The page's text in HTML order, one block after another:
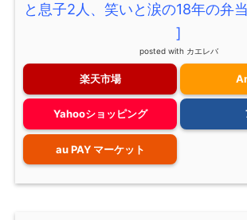
と息子2人、笑いと涙の18年の弁
]
posted with カエレバ
楽天市場
Yahooショッピング
au PAY マーケット